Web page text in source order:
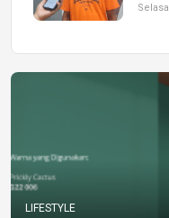
LIFESTYLE